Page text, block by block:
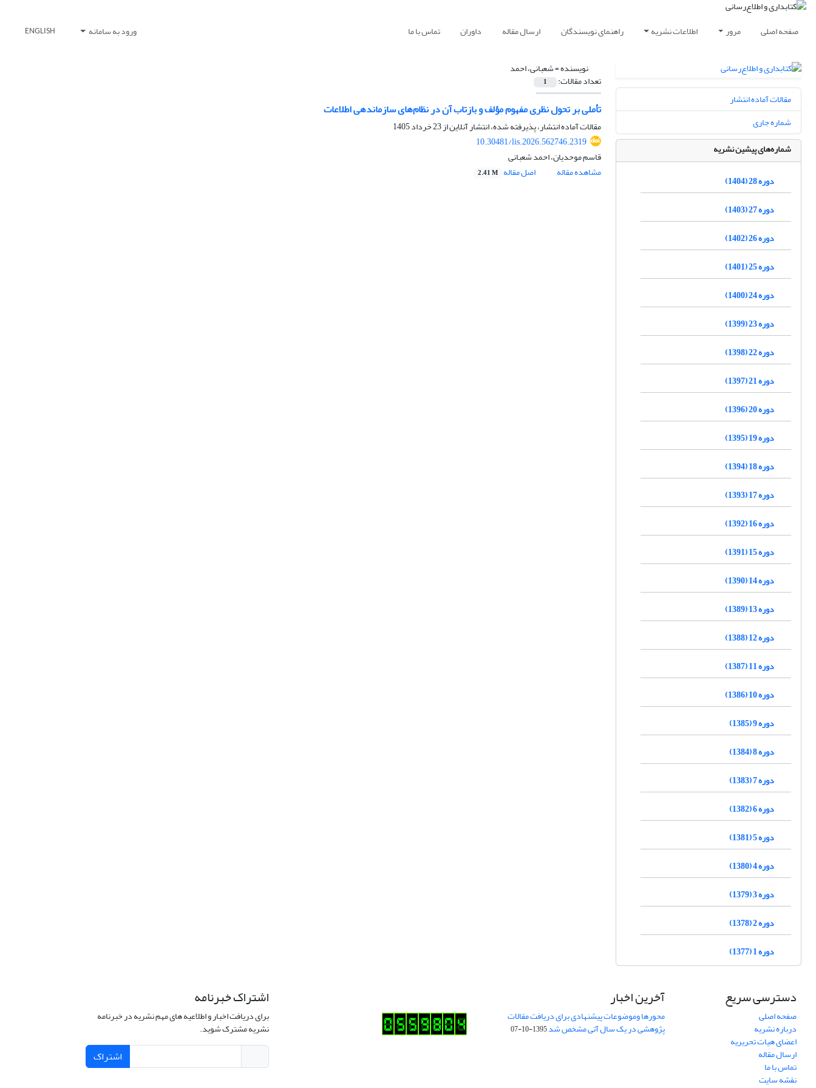
صفحه اصلی مرور اطلاعات نشریه راهنمای نویسندگان ارسال مقاله داوران تماس با ما ورود به سامانه ENGLISH
نویسنده =شعبانی، احمد
تعداد مقالات: 1
تأملی بر تحول نظری مفهوم مؤلف و بازتاب آن در نظام‌های سازماندهی اطلاعات
مقالات آماده انتشار، پذیرفته شده، انتشار آنلاین از23 خرداد 1405
10.30481/lis.2026.562746.2319
قاسم موحدیان، احمد شعبانی
مشاهده مقاله
اصل مقاله 2.41 M
مقالات آماده انتشار
شماره جاری
شماره‌های پیشین نشریه
دوره 28 (1404)
دوره 27 (1403)
دوره 26 (1402)
دوره 25 (1401)
دوره 24 (1400)
دوره 23 (1399)
دوره 22 (1398)
دوره 21 (1397)
دوره 20 (1396)
دوره 19 (1395)
دوره 18 (1394)
دوره 17 (1393)
دوره 16 (1392)
دوره 15 (1391)
دوره 14 (1390)
دوره 13 (1389)
دوره 12 (1388)
دوره 11 (1387)
دوره 10 (1386)
دوره 9 (1385)
دوره 8 (1384)
دوره 7 (1383)
دوره 6 (1382)
دوره 5 (1381)
دوره 4 (1380)
دوره 3 (1379)
دوره 2 (1378)
دوره 1 (1377)
دسترسی سریع
صفحه اصلی
درباره نشریه
اعضای هیات تحریریه
ارسال مقاله
تماس با ما
نقشه سایت
آخرین اخبار
محورها وموضوعات پیشنهادی برای دریافت مقالات
پژوهشی در یک سال آتی مشخص شد1395-10-07
اشتراک خبرنامه
برای دریافت اخبار و اطلاعیه های مهم نشریه در خبرنامه
نشریه مشترک شوید.
اشتراک